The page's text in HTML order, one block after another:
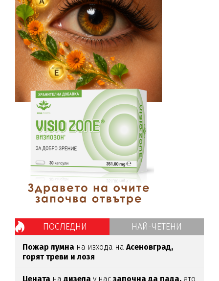
ПОСЛЕДНИ НАЙ-ЧЕТЕНИ
Пожар лумна на изхода наАсеновград,
горят треви и лозя
Цената надизела у насзапочна да пада, ето